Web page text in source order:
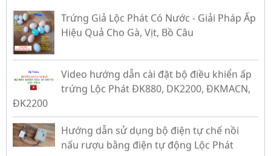
Hiệu Quả Cho Gà, Vịt, Bồ Câu
Video hướng dẫn cài đặt bộ điều khiển ấp
trứng Lộc Phát ĐK880, DK2200, ĐKMACN,
ĐK2200
Hướng dẫn sử dụng bộ điện tự chế nồi
nấu rượu bằng điện tự động Lộc Phát